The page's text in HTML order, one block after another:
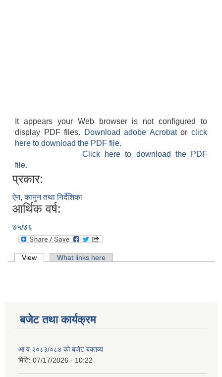
It appears your Web browser is not configured to
display PDF files.
Download adobe Acrobatorclick
here to download the PDF file.
Click here to download the PDF
file.
प्रकार:
ऐन, कानुन तथा निर्देशिका
आर्थिक वर्ष:
७५/७६
Primary tabs
View (active tab)What links here
बजेट तथा कार्यक्रम
आ व २०८३/०८४ काे बजेट बक्तव्य
मिति: 07/17/2026 - 10:22